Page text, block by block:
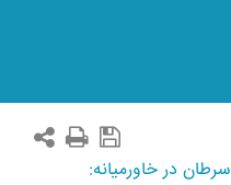
در خاورمیانه: